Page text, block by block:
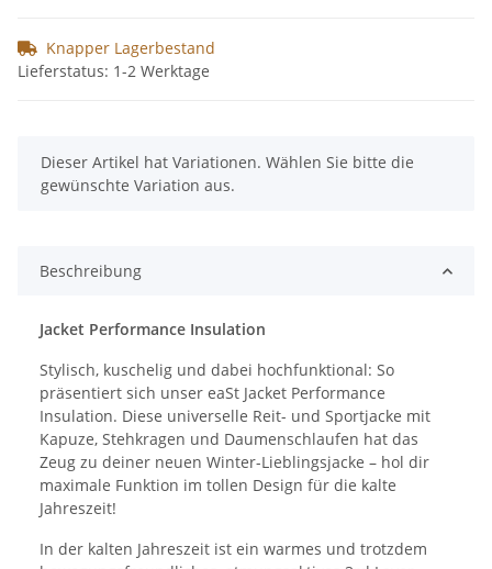
Knapper Lagerbestand
Lieferstatus: 1-2 Werktage
x
Dieser Artikel hat Variationen. Wählen Sie bitte die
gewünschte Variation aus.
Beschreibung
Jacket Performance Insulation
Stylisch, kuschelig und dabei hochfunktional: So
präsentiert sich unser eaSt Jacket Performance
Insulation. Diese universelle Reit- und Sportjacke mit
Kapuze, Stehkragen und Daumenschlaufen hat das
Zeug zu deiner neuen Winter-Lieblingsjacke – hol dir
maximale Funktion im tollen Design für die kalte
Jahreszeit!
In der kalten Jahreszeit ist ein warmes und trotzdem